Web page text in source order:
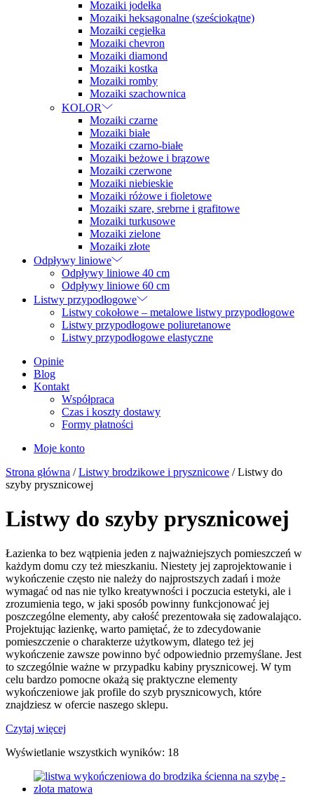
Mozaiki jodełka
Mozaiki heksagonalne (sześciokątne)
Mozaiki cegiełka
Mozaiki chevron
Mozaiki diamond
Mozaiki kostka
Mozaiki romby
Mozaiki szachownica
KOLOR
Mozaiki czarne
Mozaiki białe
Mozaiki czarno-białe
Mozaiki beżowe i brązowe
Mozaiki czerwone
Mozaiki niebieskie
Mozaiki różowe i fioletowe
Mozaiki szare, srebrne i grafitowe
Mozaiki turkusowe
Mozaiki zielone
Mozaiki złote
Odpływy liniowe
Odpływy liniowe 40 cm
Odpływy liniowe 60 cm
Listwy przypodłogowe
Listwy cokołowe – metalowe listwy przypodłogowe
Listwy przypodłogowe poliuretanowe
Listwy przypodłogowe elastyczne
Opinie
Blog
Kontakt
Współpraca
Czas i koszty dostawy
Formy płatności
Moje konto
Strona główna /Listwy brodzikowe i prysznicowe / Listwy do
szyby prysznicowej
Listwy do szyby prysznicowej
Łazienka to bez wątpienia jeden z najważniejszych pomieszczeń w
każdym domu czy też mieszkaniu. Niestety jej zaprojektowanie i
wykończenie często nie należy do najprostszych zadań i może
wymagać od nas nie tylko kreatywności i poczucia estetyki, ale i
zrozumienia tego, w jaki sposób powinny funkcjonować jej
poszczególne elementy, aby całość prezentowała się zadowalająco.
Projektując łazienkę, warto pamiętać, że to zdecydowanie
pomieszczenie o charakterze użytkowym, dlatego też jej
wykończenie zawsze powinno być odpowiednio przemyślane. Jest
to szczególnie ważne w przypadku kabiny prysznicowej. W tym
celu bardzo pomocne okażą się praktyczne elementy
wykończeniowe jak profile do szyb prysznicowych, które
znajdziesz w ofercie naszego sklepu.
Czytaj więcej
Wyświetlanie wszystkich wyników: 18